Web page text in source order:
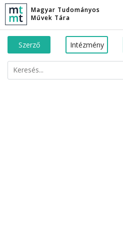
Magyar Tudományos
Művek Tára
Szerző Intézmény